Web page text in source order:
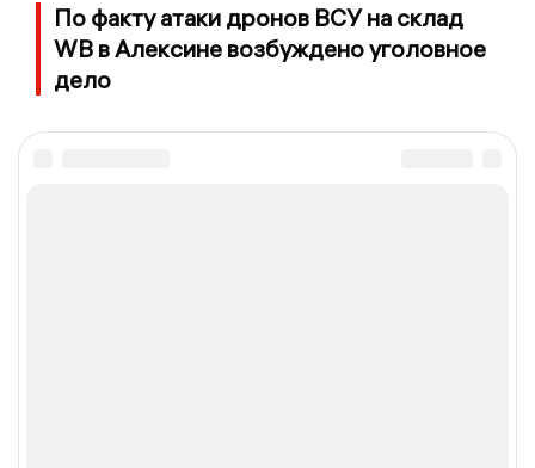
По факту атаки дронов ВСУ на склад
WB в Алексине возбуждено уголовное
дело